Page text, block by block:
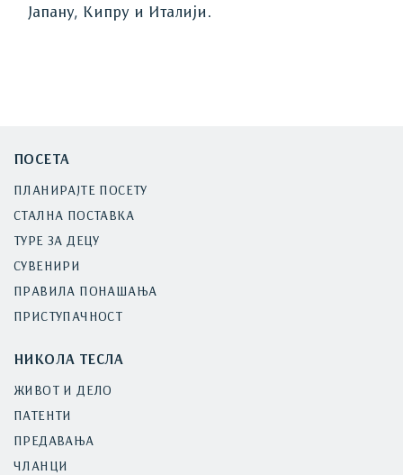
Јапану, Кипру и Италији.
ПОСЕТА
ПЛАНИРАЈТЕ ПОСЕТУ
СТАЛНА ПОСТАВКА
ТУРЕ ЗА ДЕЦУ
СУВЕНИРИ
ПРАВИЛА ПОНАШАЊА
ПРИСТУПАЧНОСТ
НИКОЛА ТЕСЛА
ЖИВОТ И ДЕЛО
ПАТЕНТИ
ПРЕДАВАЊА
ЧЛАНЦИ